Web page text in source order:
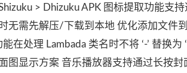
> Dhizuku APK 图标提取功能支
无需先解压/下载到本地 优化添加文件
在处理 Lambada 类名时不将 ‘-’ 替换
图显示方案 音乐播放器支持通过长按